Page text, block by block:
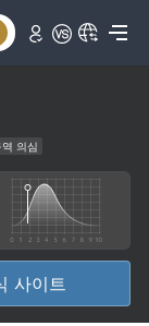
의심
사이트